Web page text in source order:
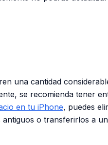
una cantidad
se recomienda tener
en tu iPhone, puedes
o transferirlos a